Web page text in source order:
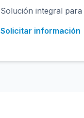
Solución integral
Solicitar información